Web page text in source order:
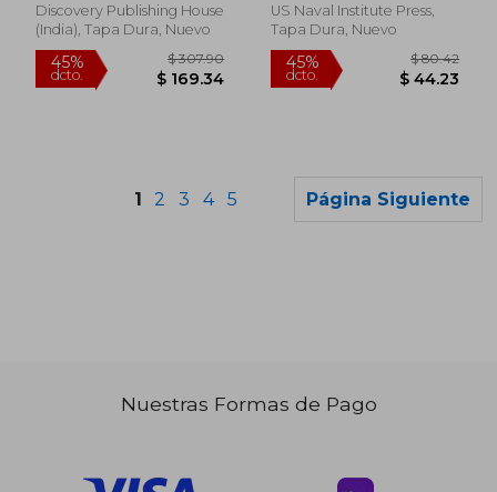
$ 86.47 40%
Discovery Publishing House
(India), Tapa Dura, Nuevo
US Naval Institute Press,
Tapa Dura, Nuevo
1 2 3 4 5 Página Siguiente
Nuestras Formas de Pago